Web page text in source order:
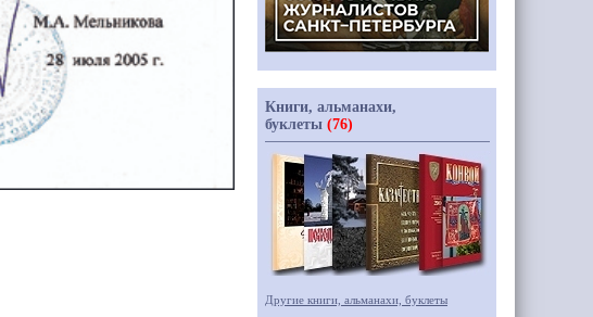
Книги, альманахи,
буклеты (76)
Другие книги, альманахи, буклеты